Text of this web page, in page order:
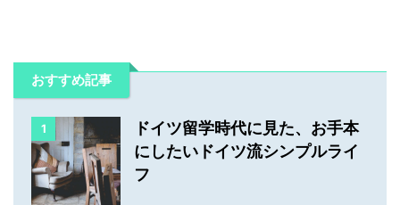
おすすめ記事
1
ドイツ留学時代に見た、お手本
にしたいドイツ流シンプルライ
フ